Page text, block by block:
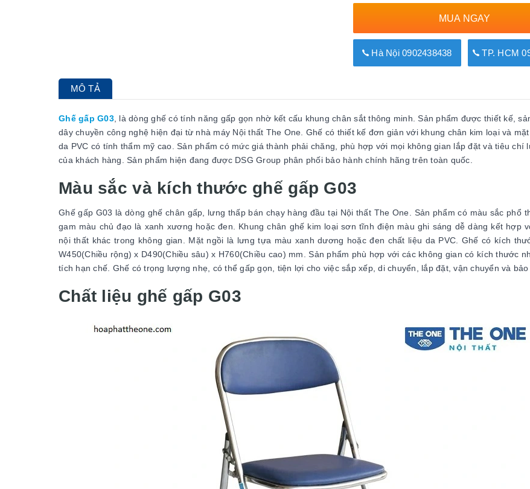
MUA NGAY
Hà Nội 0902438438 TP. HCM
MÔ TẢ
Ghế gấp G03, là dòng ghế có tính năng gấp gọn nhờ kết cấu khung chân sắt thông minh. Sản phẩm được thiết kế,
dây chuyền công nghệ hiện đại từ nhà máy Nội thất The One. Ghế có thiết kế đơn giản với khung chân kim loại và
da PVC có tính thẩm mỹ cao. Sản phẩm có mức giá thành phải chăng, phù hợp với mọi không gian lắp đặt và tiêu chí
của khách hàng. Sản phẩm hiện đang được DSG Group phân phối bảo hành chính hãng trên toàn quốc.
Màu sắc và kích thước ghế gấp G03
Ghế gấp G03 là dòng ghế chân gấp, lưng thấp bán chạy hàng đầu tại Nội thất The One. Sản phẩm có màu sắc phổ
gam màu chủ đạo là xanh xương hoặc đen. Khung chân ghế kim loại sơn tĩnh điện màu ghi sáng dễ dàng kết hợp
nội thất khác trong không gian. Mặt ngồi là lưng tựa màu xanh dương hoặc đen chất liệu da PVC. Ghế có kích
W450(Chiều rộng) x D490(Chiều sâu) x H760(Chiều cao) mm. Sản phẩm phù hợp với các không gian có kích thước
tích hạn chế. Ghế có trọng lượng nhẹ, có thể gấp gọn, tiện lợi cho việc sắp xếp, di chuyển, lắp đặt, vận chuyển và bảo
Chất liệu ghế gấp G03